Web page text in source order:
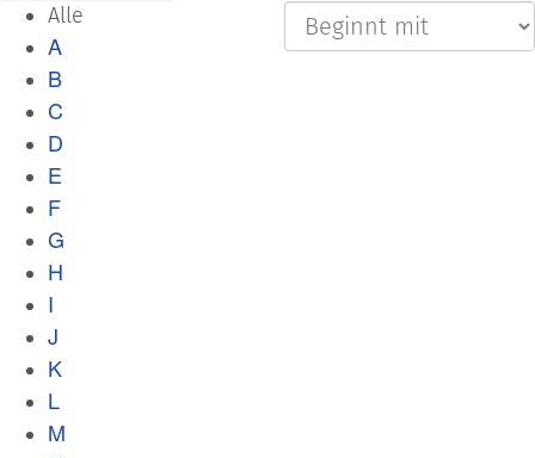
Alle
A
B
C
D
E
F
G
H
I
J
K
L
M